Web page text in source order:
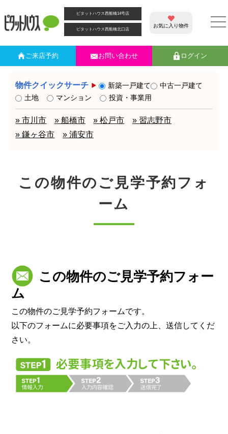
ピタットハウス西船橋14号店
ピタットハウス西船橋北口店
お気に入り物件
ご来店予約 お問い合わせ ログイン
物件クイックサーチ 新築一戸建て
中古一戸建て
土地
マンション 投資・事業用
» 市川市 » 船橋市 » 松戸市
» 習志野市
» 鎌ヶ谷市
» 浦安市
この物件のご見学予約フォ
ーム
この物件のご見学予約フォー
ム
この物件のご見学予約フォームです。
以下のフォームに必要事項をご入力の上、送信してくだ
さい。